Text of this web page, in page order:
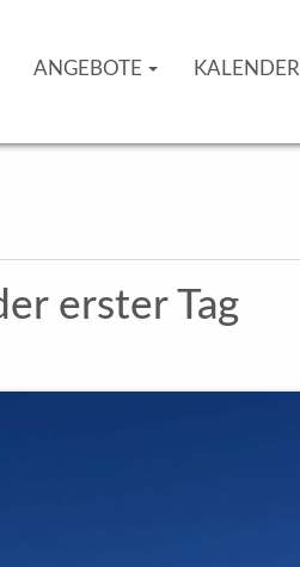
ANGEBOTE KALENDER
erster Tag